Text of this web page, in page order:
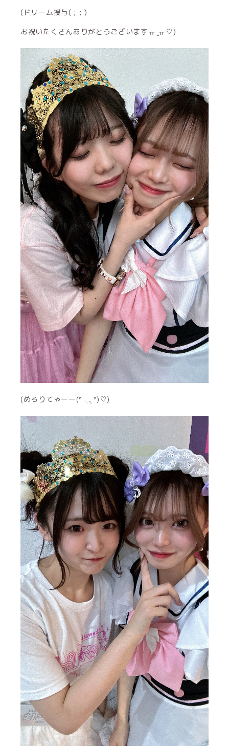
(ドリーム授与( ; ; )‪‪
お祝いたくさんありがとうございますㅠ ̫ㅠ♡)
(めろりてゃーー(ᐢ ܸ. .ܸ ᐢ)♡)